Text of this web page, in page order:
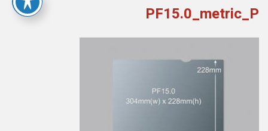
PF15.0_metric_P